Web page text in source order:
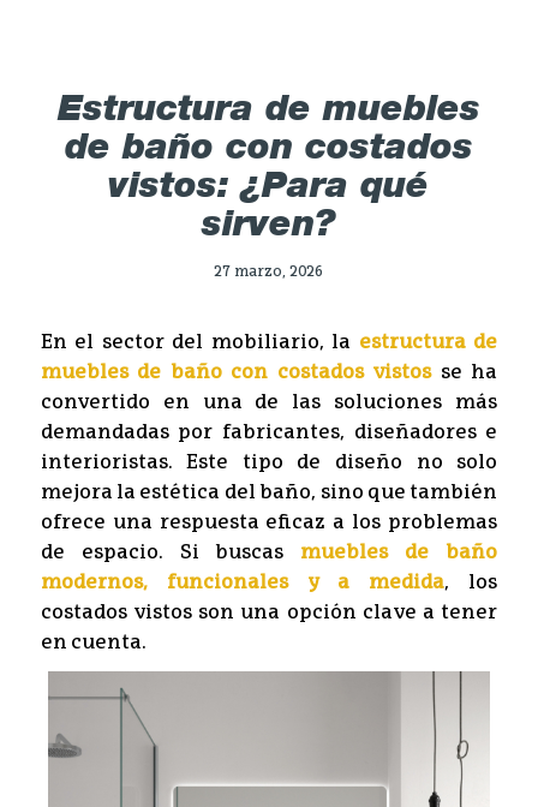
Estructura de muebles
de baño con costados
vistos: ¿Para qué
sirven?
27 marzo, 2026
En el sector del mobiliario, la estructura de
muebles de baño con costados vistosse ha
convertido en una de las soluciones más
demandadas por fabricantes, diseñadores e
interioristas. Este tipo de diseño no solo
mejora la estética del baño, sino que también
ofrece una respuesta eficaz a los problemas
de espacio. Si buscas muebles de baño
modernos, funcionales y a medida, los
costados vistos son una opción clave a tener
en cuenta.